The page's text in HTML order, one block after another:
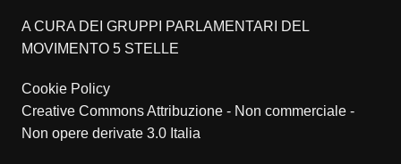
A CURA DEI GRUPPI PARLAMENTARI DEL
MOVIMENTO 5 STELLE
Cookie Policy
Creative Commons Attribuzione - Non commerciale -
Non opere derivate 3.0 Italia